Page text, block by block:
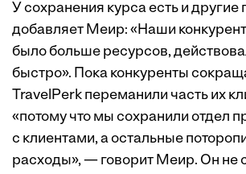
У сохранения курса есть и
добавляет Меир: «Наши
было больше ресурсов,
быстро». Пока конкуренты
TravelPerk переманили часть их
«потому что мы сохранили отдел
с клиентами, а остальные
расходы», — говорит Меир. Он не